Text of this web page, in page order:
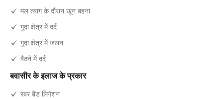
मल त्याग के दौरान खून बहना
गुदा क्षेत्र में दर्द
गुदा क्षेत्र में जलन
बैठने में दर्द
बवासीर के इलाज के प्रकार
रबर बैंड लिगेशन